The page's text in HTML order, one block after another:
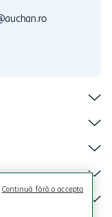
Continuă fără a accepta